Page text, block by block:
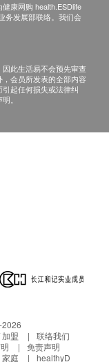
康网购 health.ESDlife
务发展部联络。我们会
此生活易不会预先审查
会员所发表的全部内容
起任何损失或法律纠
。
盟
联络我们
免责声明
家庭 healthyD